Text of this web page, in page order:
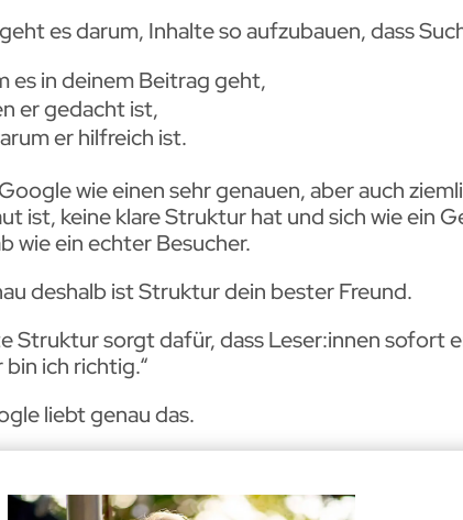
es darum, Inhalte so aufzubauen, dass
es in deinem Beitrag geht,
er gedacht ist,
er hilfreich ist.
wie einen sehr genauen, aber auch
ist, keine klare Struktur hat und sich wie ein
wie ein echter Besucher.
deshalb ist Struktur dein bester Freund.
Struktur sorgt dafür, dass Leser:innen sofort
bin ich richtig.“
liebt genau das.